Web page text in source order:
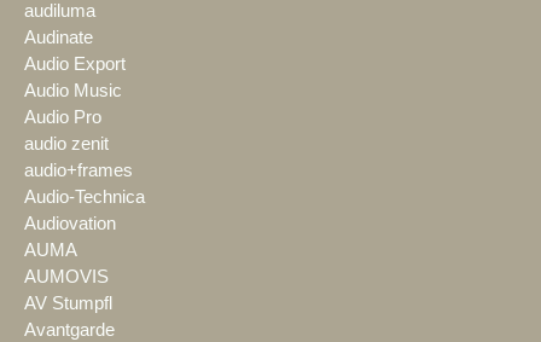
audiluma
Audinate
Audio Export
Audio Music
Audio Pro
audio zenit
audio+frames
Audio-Technica
Audiovation
AUMA
AUMOVIS
AV Stumpfl
Avantgarde